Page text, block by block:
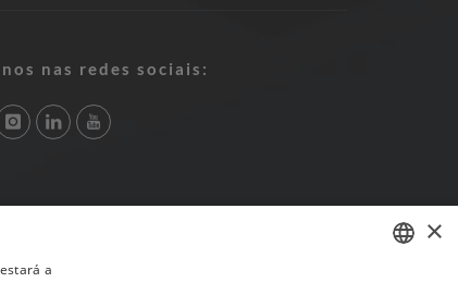
nas redes sociais:
×
a